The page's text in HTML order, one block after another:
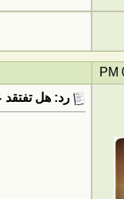
رد: هل تفتقد